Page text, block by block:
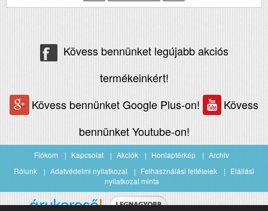
Kövess bennünket legújabb akciós
termékeinkért!
Kövess bennünket Google Plus-on!
Kövess
bennünket Youtube-on!
Fiókom Kapcsolat Akciók Honlaptérkép
Archiv
Rólunk
Adatvédelmi nyilatkozat Felhasználási feltételek
Elállási
nyilatkozat minta